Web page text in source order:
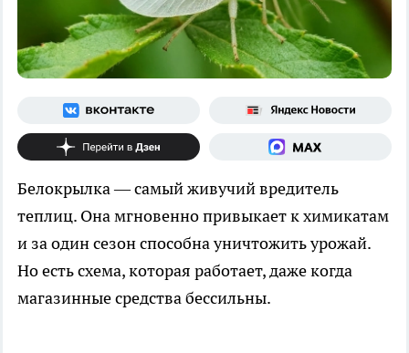
Белокрылка — самый живучий вредитель
теплиц. Она мгновенно привыкает к химикатам
и за один сезон способна уничтожить урожай.
Но есть схема, которая работает, даже когда
магазинные средства бессильны.